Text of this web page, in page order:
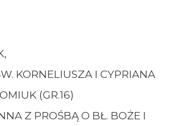
KORNELIUSZA I CYPRIANA
(GR.16)
Z PROŚBĄ O BŁ. BOŻE I